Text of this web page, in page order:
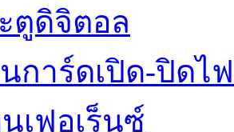
ตูดิจิตอล
การ์ดเปิด-ปิดไฟ
เฟอเร็นซ์